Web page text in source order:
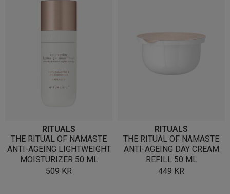
RITUALS
THE RITUAL OF NAMASTE
ANTI-AGEING LIGHTWEIGHT
MOISTURIZER 50 ML
509 KR
RITUALS
THE RITUAL OF NAMASTE
ANTI-AGEING DAY CREAM
REFILL 50 ML
449 KR